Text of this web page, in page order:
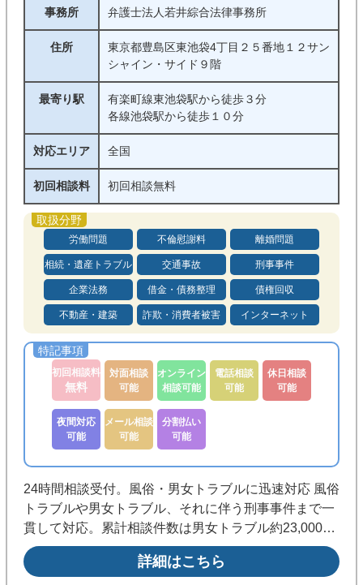
事務所 弁護士法人若井綜合法律事務所
住所
東京都豊島区東池袋4丁目２５番地１２サン
シャイン・サイド９階
最寄り駅
有楽町線東池袋駅から徒歩３分
各線池袋駅から徒歩１０分
対応エリア 全国
初回相談料 初回相談無料
労働問題 不倫慰謝料 離婚問題
相続・遺産トラブル 交通事故 刑事事件
企業法務 借金・債務整理 債権回収
不動産・建築 詐欺・消費者被害 インターネット
初回相談料
無料
対面相談
可能
オンライン
相談可能
電話相談
可能
休日相談
可能
夜間対応
可能
メール相談
可能
分割払い
可能
24時間相談受付。風俗・男女トラブルに迅速対応 風俗
トラブルや男女トラブル、それに伴う刑事事件まで一
貫して対応。累計相談件数は男女トラブル約23,000
件、風俗トラブル約8,000件。全国からの相談を24時
間受け付け、迅速な対応を心がけています。
詳細はこちら